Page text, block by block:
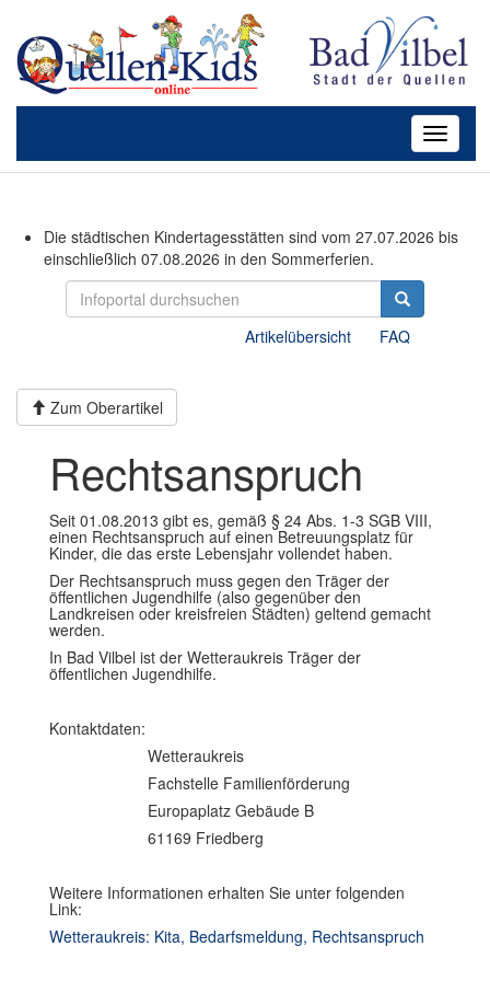
Toggle
Die städtischen Kindertagesstätten sind vom 27.07.2026 bis
einschließlich 07.08.2026 in den Sommerferien.
FAQ
Artikelübersicht
Zum Oberartikel
Rechtsanspruch
Seit 01.08.2013 gibt es, gemäß § 24 Abs. 1-3 SGB VIII,
einen Rechtsanspruch auf einen Betreuungsplatz für
Kinder, die das erste Lebensjahr vollendet haben.
Der Rechtsanspruch muss gegen den Träger der
öffentlichen Jugendhilfe (also gegenüber den
Landkreisen oder kreisfreien Städten) geltend gemacht
werden.
In Bad Vilbel ist der Wetteraukreis Träger der
öffentlichen Jugendhilfe.
Kontaktdaten:
Wetteraukreis
Fachstelle Familienförderung
Europaplatz Gebäude B
61169 Friedberg
Weitere Informationen erhalten Sie unter folgenden
Link:
Wetteraukreis: Kita, Bedarfsmeldung, Rechtsanspruch